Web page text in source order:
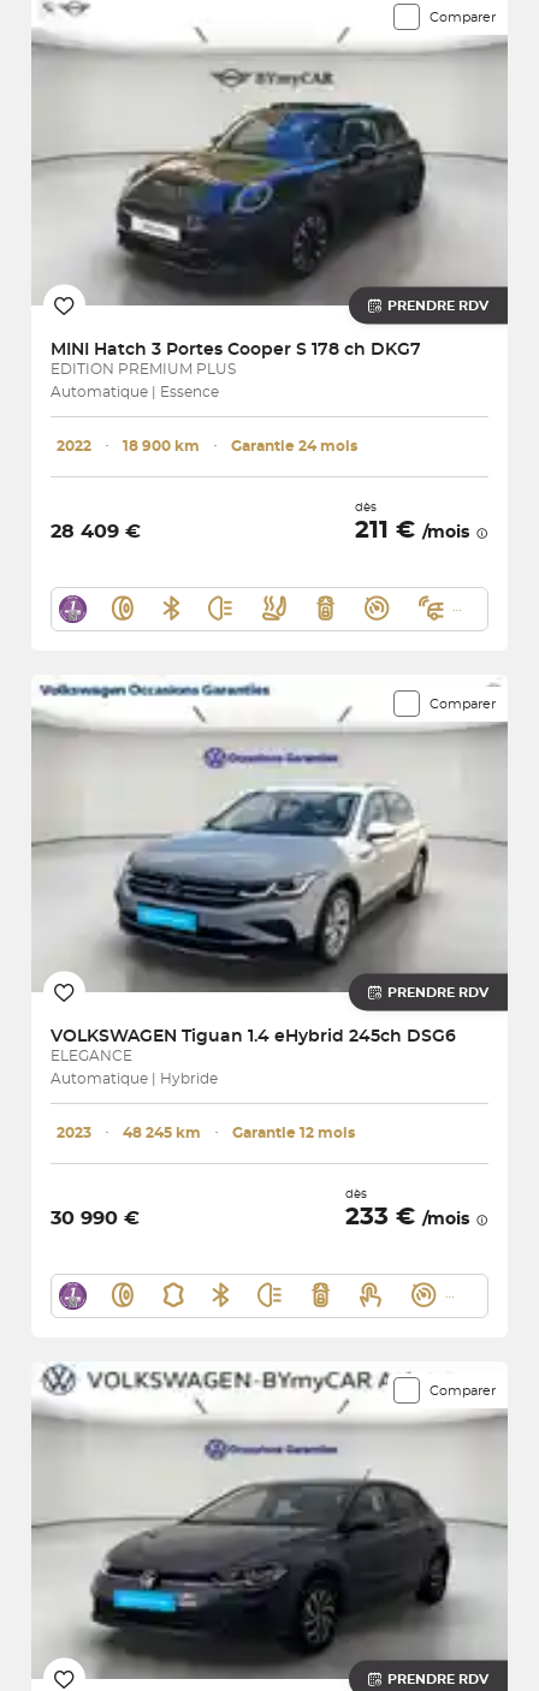
Comparer
PRENDRE RDV
MINI Hatch 3 Portes Cooper S 178 ch DKG7
EDITION PREMIUM PLUS
Automatique | Essence
2022 ･ 18 900 km ･ Garantie 24 mois
28 409 €
dès
211 € /mois
Comparer
PRENDRE RDV
VOLKSWAGEN Tiguan 1.4 eHybrid 245ch DSG6
ELEGANCE
Automatique | Hybride
2023 ･ 48 245 km ･ Garantie 12 mois
30 990 €
dès
233 € /mois
Comparer
PRENDRE RDV